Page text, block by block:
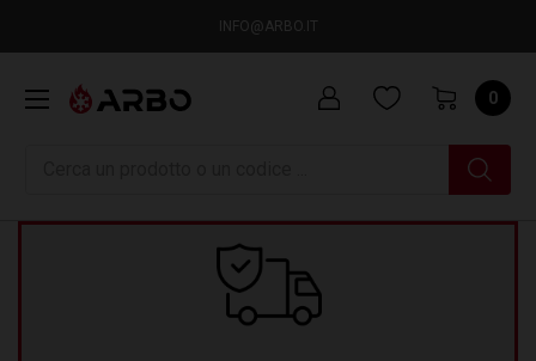
INFO@ARBO.IT
0